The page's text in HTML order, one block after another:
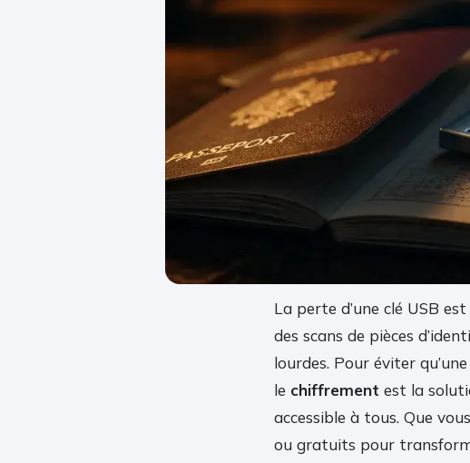
La perte d’une clé USB
des scans de pièces
lourdes. Pour éviter
le chiffrement est la
accessible à tous. Que
ou gratuits pour